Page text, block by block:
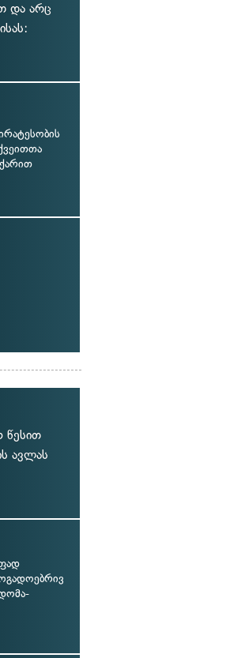
და არც
წესით
ავლას